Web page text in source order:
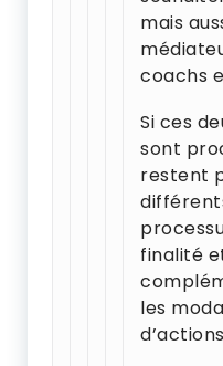
mais
coachs
Si ces
sont
restent
finalité
les